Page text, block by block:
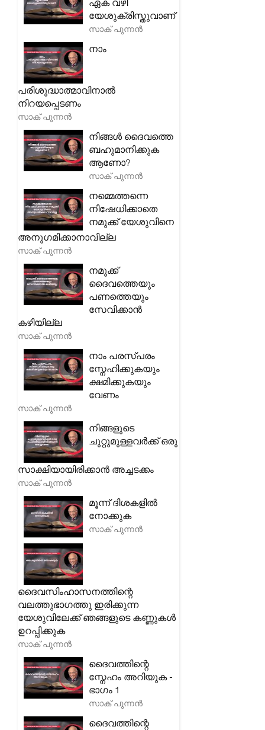
ഏക വഴി
യേശുക്രിസ്തുവാണ്
സാക് പുന്നൻ
നാം
പരിശുദ്ധാത്മാവിനാൽ
നിറയപ്പെടണം
സാക് പുന്നൻ
നിങ്ങൾ ദൈവത്തെ
ബഹുമാനിക്കുക
ആണോ?
സാക് പുന്നൻ
നമ്മെത്തന്നെ
നിഷേധിക്കാതെ
നമുക്ക് യേശുവിനെ
അനുഗമിക്കാനാവില്ല
സാക് പുന്നൻ
നമുക്ക്
ദൈവത്തെയും
പണത്തെയും
സേവിക്കാൻ
കഴിയില്ല
സാക് പുന്നൻ
നാം പരസ്പരം
സ്നേഹിക്കുകയും
ക്ഷമിക്കുകയും
വേണം
സാക് പുന്നൻ
നിങ്ങളുടെ
ചുറ്റുമുള്ളവർക്ക് ഒരു
സാക്ഷിയായിരിക്കാൻ അച്ചടക്കം
സാക് പുന്നൻ
മൂന്ന് ദിശകളിൽ
നോക്കുക
സാക് പുന്നൻ
ദൈവസിംഹാസനത്തിന്റെ
വലത്തുഭാഗത്തു ഇരിക്കുന്ന
യേശുവിലേക്ക് ഞങ്ങളുടെ കണ്ണുകൾ
ഉറപ്പിക്കുക
സാക് പുന്നൻ
ദൈവത്തിന്റെ
സ്നേഹം അറിയുക -
ഭാഗം 1
സാക് പുന്നൻ
ദൈവത്തിന്റെ